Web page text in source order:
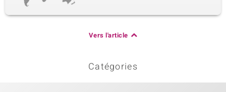
Vers l'article
Catégories